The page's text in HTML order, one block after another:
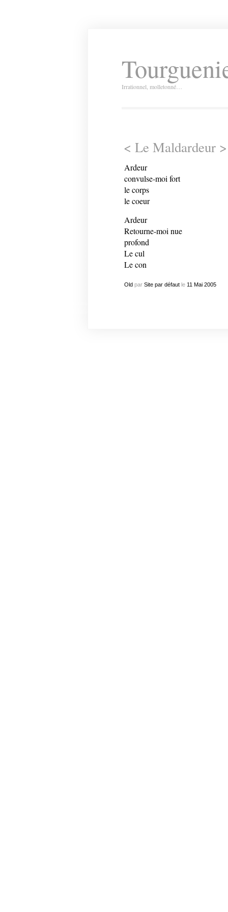
Irrationnel, molletonné…
< Le Maldardeur >
Ardeur
convulse-moi fort
le corps
le coeur
Ardeur
Retourne-moi nue
profond
Le cul
Le con
Old par Site par défautle 11 Mai 2005